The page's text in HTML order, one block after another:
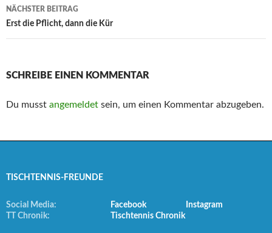
NÄCHSTER BEITRAG
Erst die Pflicht, dann die Kür
SCHREIBE EINEN KOMMENTAR
Du musst angemeldet sein, um einen Kommentar abzugeben.
TISCHTENNIS-FREUNDE
Social Media: Facebook
Instagram
TT Chronik:
Tischtennis Chronik